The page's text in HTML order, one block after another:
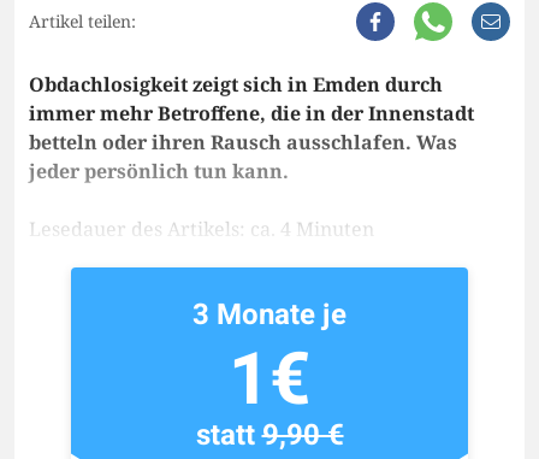
Artikel teilen:
Obdachlosigkeit zeigt sich in Emden durch
immer mehr Betroffene, die in der Innenstadt
betteln oder ihren Rausch ausschlafen. Was
jeder persönlich tun kann.
Lesedauer des Artikels: ca. 4 Minuten
3 Monate je
1€
statt9,90 €